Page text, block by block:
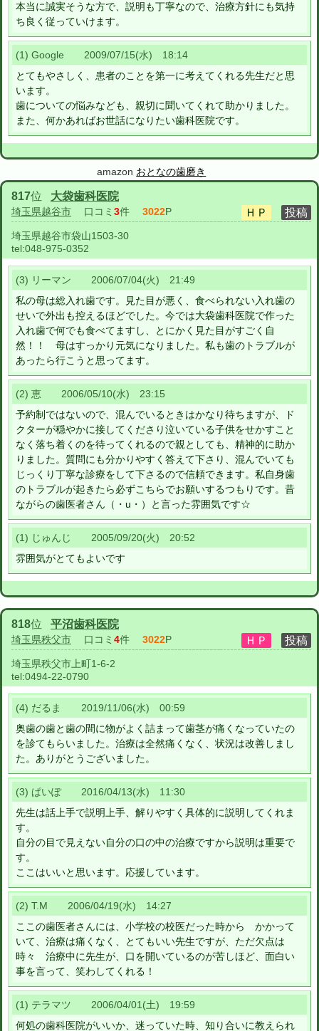
本当に誠実そうな方で、説明も丁寧なので、治療方針にも気持
ち良く従っていけます。
(1) Google 2009/07/15(水) 18:14
とてもやさしく、患者のことを第一に考えてくれる先生だと思
います。
歯についての悩みなども、親切に聞いてくれて助かりました。
また、何かあればお世話になりたい歯科医院です。
amazon おとなの歯磨き
817位 大袋歯科医院
埼玉県越谷市 口コミ 3件 3022P
埼玉県越谷市袋山1503-30
tel:048-975-0352
(3) リーマン 2006/07/04(火) 21:49
私の母は総入れ歯です。見た目が悪く、食べられない入れ歯の
せいで外出も控えるほどでした。今では大袋歯科医院で作った
入れ歯で何でも食べてますし、とにかく見た目がすごく自
然！！ 母はすっかり元気になりました。私も歯のトラブルが
あったら行こうと思ってます。
(2) 恵 2006/05/10(水) 23:15
予約制ではないので、混んでいるときはかなり待ちますが、ド
クターが穏やかに接してくださり泣いている子供をせかすこと
なく落ち着くのを待ってくれるので親としても、精神的に助か
りました。質問にも分かりやすく答えて下さり、混んでいても
じっくり丁寧な診療をして下さるので信頼できます。私自身歯
のトラブルが起きたら必ずこちらでお願いするつもりです。昔
ながらの歯医者さん（・u・）と言った雰囲気です☆
(1) じゅんじ 2005/09/20(火) 20:52
雰囲気がとてもよいです
818位 平沼歯科医院
埼玉県秩父市 口コミ 4件 3022P
埼玉県秩父市上町1-6-2
tel:0494-22-0790
(4) だるま 2019/11/06(水) 00:59
奥歯の歯と歯の間に物がよく詰まって歯茎が痛くなっていたの
を診てもらいました。治療は全然痛くなく、状況は改善しまし
た。ありがとうございました。
(3) ぱいぽ 2016/04/13(水) 11:30
先生は話上手で説明上手、解りやすく具体的に説明してくれま
す。
自分の目で見えない自分の口の中の治療ですから説明は重要で
す。
ここはいいと思います。応援しています。
(2) T.M 2006/04/19(水) 14:27
ここの歯医者さんには、小学校の校医だった時から かかって
いて、治療は痛くなく、とてもいい先生ですが、ただ欠点は
時々 治療中に先生が、口を開いているのが苦しほど、面白い
事を言って、笑わしてくれる！
(1) テラマツ 2006/04/01(土) 19:59
何処の歯科医院がいいか、迷っていた時、知り合いに教えられ